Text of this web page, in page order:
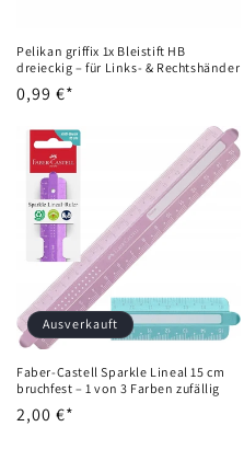
Pelikan griffix 1x Bleistift HB
dreieckig – für Links- & Rechtshänder
Normaler
0,99 €*
Ausverkauft
Faber-Castell Sparkle Lineal 15 cm
bruchfest – 1 von 3 Farben zufällig
Normaler
2,00 €*